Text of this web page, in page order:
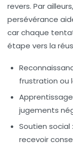
revers. Par
persévérance
car chaque
étape vers la
frustration ou
jugements
Soutien social
recevoir